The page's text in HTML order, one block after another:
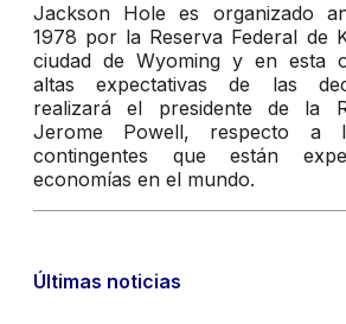
Jackson Hole es organizado
1978 por la Reserva Federal de
ciudad de Wyoming y en esta
altas expectativas de las
realizará el presidente de la
Jerome Powell, respecto a
contingentes que están
economías en el mundo.
Últimas noticias